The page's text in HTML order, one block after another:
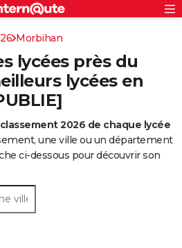
S'inscrire
Connexion
Morbihan
lycées près du
lycées en
2026 de chaque lycée
une ville ou un département
ci-dessous pour découvrir son